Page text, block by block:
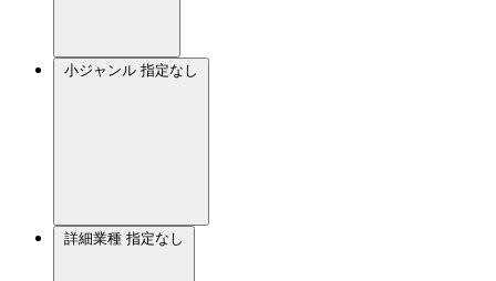
小ジャンル 指定なし
詳細業種 指定なし